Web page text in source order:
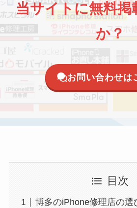
当サイトに無料掲
か？
お問い合わせは
目次
博多のiPhone修理店の選